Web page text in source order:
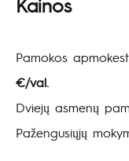
Kainos
Pamokos
€/val.
Dviejų asmenų
Pažengusiųjų